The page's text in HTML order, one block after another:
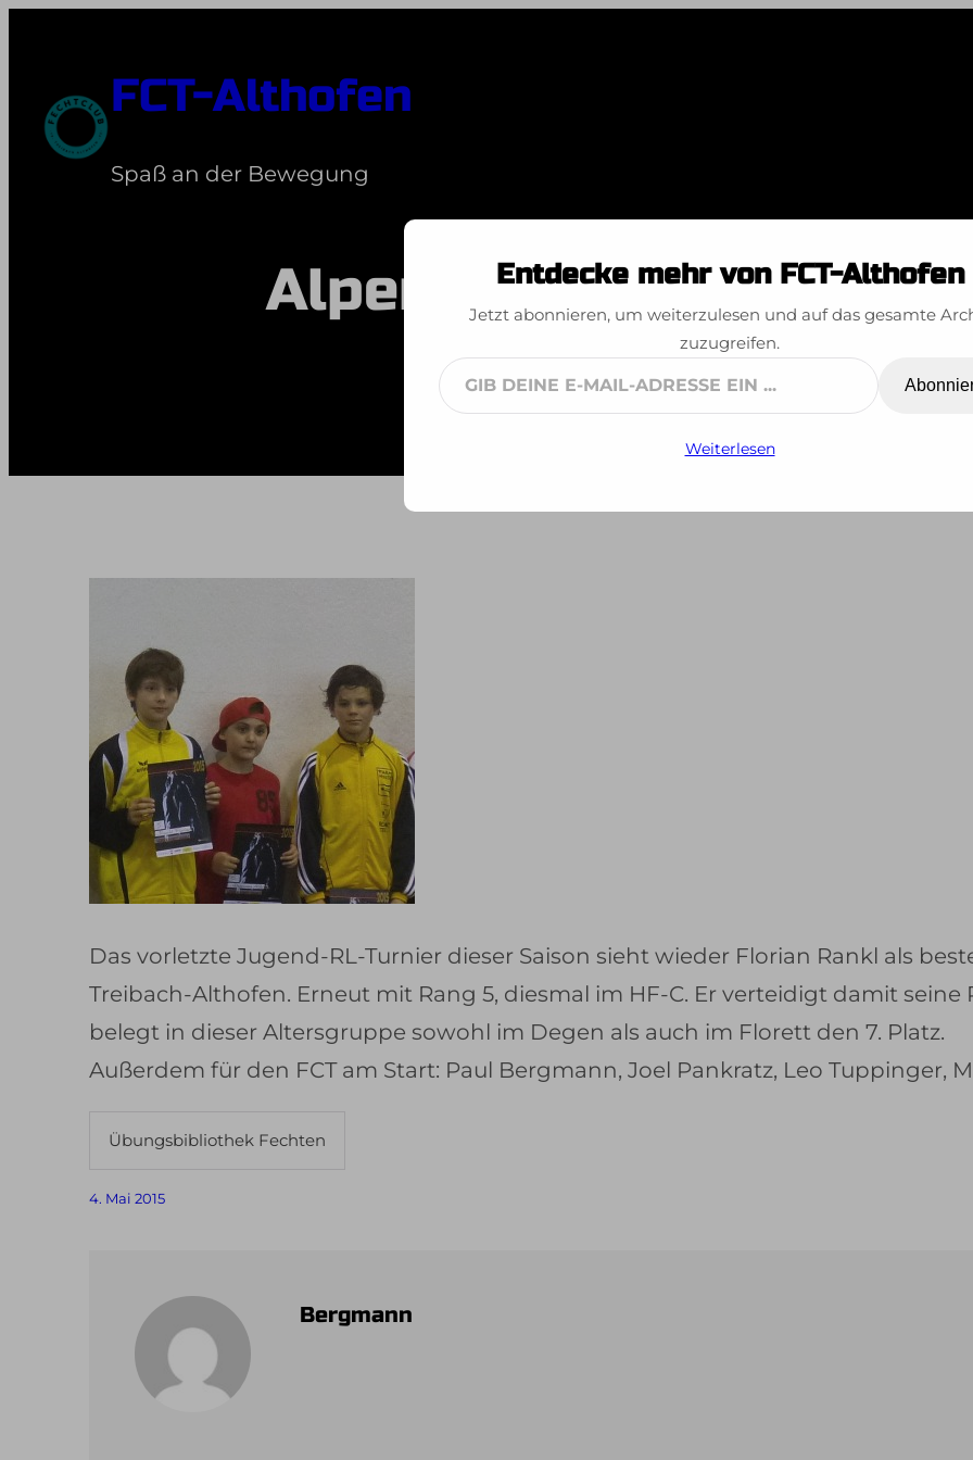
springen FCT-Althofen
Spaß an der Bewegung
Alpen-Adria-Turnier
Das vorletzte Jugend-RL-Turnier dieser Saison sieht wieder Florian Rankl als
Treibach-Althofen. Erneut mit Rang 5, diesmal im HF-C. Er verteidigt damit
belegt in dieser Altersgruppe sowohl im Degen als auch im Florett den 7. Platz.
Außerdem für den FCT am Start: Paul Bergmann, Joel Pankratz, Leo Tuppinger,
Übungsbibliothek Fechten
4. Mai 2015
Bergmann
Entdecke mehr von FCT-Althofen
Jetzt abonnieren, um weiterzulesen und auf das gesamte
zuzugreifen.
Gib
deine
Weiterlesen